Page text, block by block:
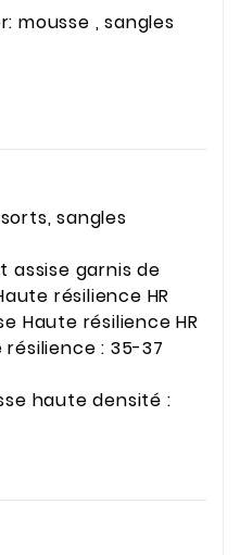
mousse , sangles
sangles
assise garnis de
résilience HR
Haute résilience HR
: 35-37
haute densité :